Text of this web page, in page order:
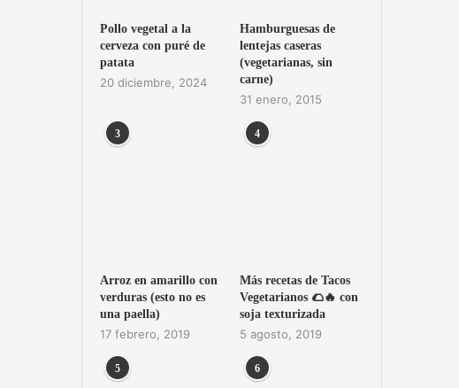
Pollo vegetal a la
cerveza con puré de
patata
20 diciembre, 2024
Hamburguesas de
lentejas caseras
(vegetarianas, sin
carne)
31 enero, 2015
3
Arroz en amarillo con
verduras (esto no es
una paella)
17 febrero, 2019
4
Más recetas de Tacos
Vegetarianos 🌮🔥 con
soja texturizada
5 agosto, 2019
5 6